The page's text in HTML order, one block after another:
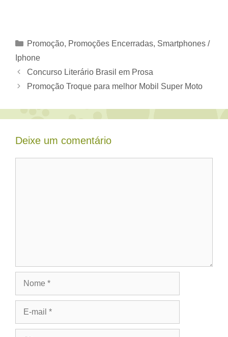
Categorias
Promoção, Promoções Encerradas, Smartphones /
Iphone
Concurso Literário Brasil em Prosa
Promoção Troque para melhor Mobil Super Moto
Deixe um comentário